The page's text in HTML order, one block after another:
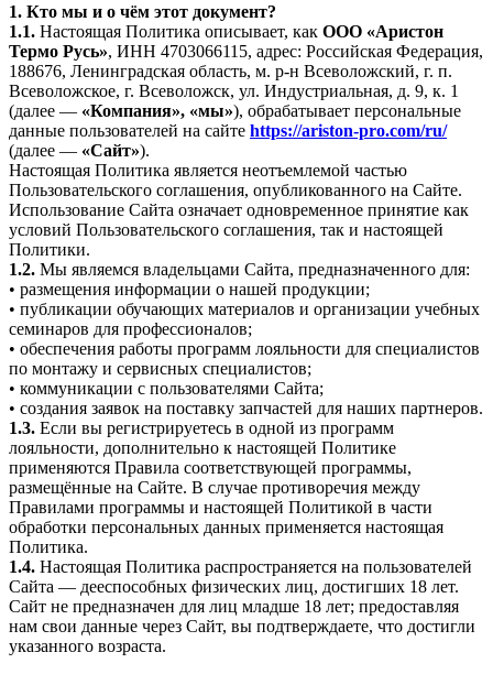
1. Кто мы и о чём этот документ?
1.1. Настоящая Политика описывает, как ООО «Аристон
Термо Русь», ИНН 4703066115, адрес: Российская Федерация,
188676, Ленинградская область, м. р-н Всеволожский, г. п.
Всеволожское, г. Всеволожск, ул. Индустриальная, д. 9, к. 1
(далее — «Компания», «мы»), обрабатывает персональные
данные пользователей на сайте https://ariston-pro.com/ru/
(далее — «Сайт»).
Настоящая Политика является неотъемлемой частью
Пользовательского соглашения, опубликованного на Сайте.
Использование Сайта означает одновременное принятие как
условий Пользовательского соглашения, так и настоящей
Политики.
1.2. Мы являемся владельцами Сайта, предназначенного для:
• размещения информации о нашей продукции;
• публикации обучающих материалов и организации учебных
семинаров для профессионалов;
• обеспечения работы программ лояльности для специалистов
по монтажу и сервисных специалистов;
• коммуникации с пользователями Сайта;
• создания заявок на поставку запчастей для наших партнеров.
1.3. Если вы регистрируетесь в одной из программ
лояльности, дополнительно к настоящей Политике
применяются Правила соответствующей программы,
размещённые на Сайте. В случае противоречия между
Правилами программы и настоящей Политикой в части
обработки персональных данных применяется настоящая
Политика.
1.4. Настоящая Политика распространяется на пользователей
Сайта — дееспособных физических лиц, достигших 18 лет.
Сайт не предназначен для лиц младше 18 лет; предоставляя
нам свои данные через Сайт, вы подтверждаете, что достигли
указанного возраста.